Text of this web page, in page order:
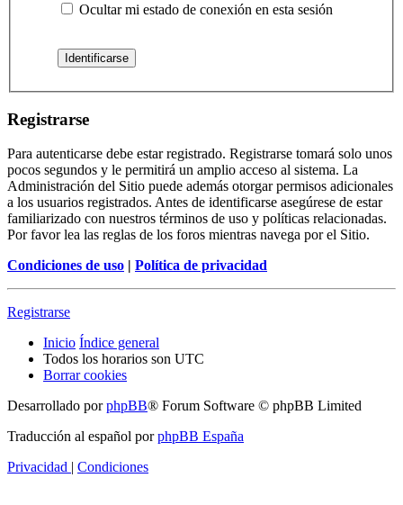
Ocultar mi estado de conexión en esta sesión
Registrarse
Para autenticarse debe estar registrado. Registrarse tomará solo unos
pocos segundos y le permitirá un amplio acceso al sistema. La
Administración del Sitio puede además otorgar permisos adicionales
a los usuarios registrados. Antes de identificarse asegúrese de estar
familiarizado con nuestros términos de uso y políticas relacionadas.
Por favor lea las reglas de los foros mientras navega por el Sitio.
Condiciones de uso | Política de privacidad
Registrarse
Inicio Índice general
Todos los horarios son UTC
Borrar cookies
Desarrollado porphpBB® Forum Software © phpBB Limited
Traducción al español porphpBB España
Privacidad | Condiciones